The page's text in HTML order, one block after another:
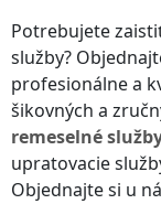
Potrebujete
služby?
profesionálne a
šikovných a
remeselné
upratovacie
Objednajte si u